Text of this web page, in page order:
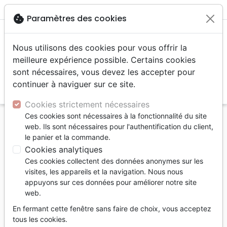
menu
Accueil Divers
Divers
Filtrer tune
Papeterie
Cartes
Objets
cookie Paramètres des cookies
Nous utilisons des cookies pour vous offrir la
meilleure expérience possible. Certains cookies
sont nécessaires, vous devez les accepter pour
continuer à naviguer sur ce site.
Cookies strictement nécessaires
Ces cookies sont nécessaires à la fonctionnalité du site
web. Ils sont nécessaires pour l'authentification du client,
le panier et la commande.
Cookies analytiques
Ces cookies collectent des données anonymes sur les
visites, les appareils et la navigation. Nous nous
appuyons sur ces données pour améliorer notre site
web.
En fermant cette fenêtre sans faire de choix, vous acceptez
tous les cookies.